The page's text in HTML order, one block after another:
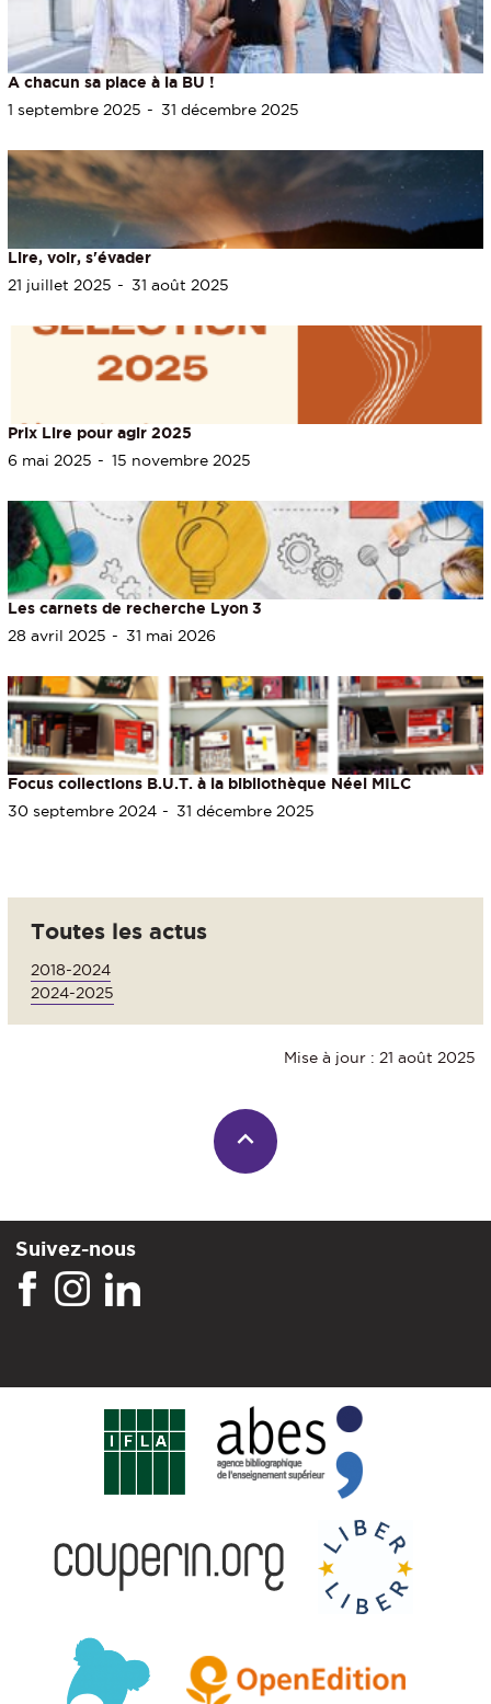
A chacun sa place à la BU !
1 septembre 2025
31 décembre 2025
Lire, voir, s'évader
21 juillet 2025
31 août 2025
Prix Lire pour agir 2025
6 mai 2025
15 novembre 2025
Les carnets de recherche Lyon 3
28 avril 2025
31 mai 2026
Focus collections B.U.T. à la bibliothèque Néel MILC
30 septembre 2024
31 décembre 2025
Toutes les actus
2018-2024
2024-2025
Mise à jour : 21 août 2025
Suivez-nous